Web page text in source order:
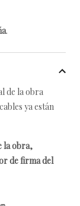
.
de la obra
ya están
la obra,
de firma del